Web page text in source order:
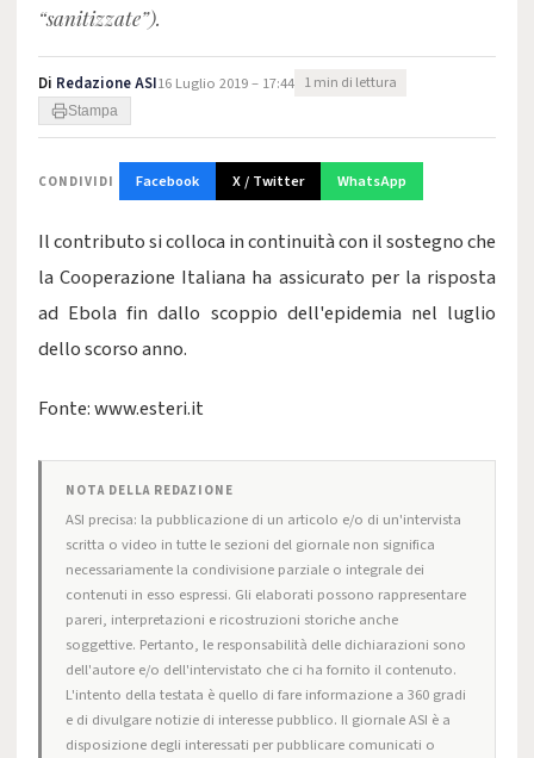
“sanitizzate”).
Di Redazione ASI16 Luglio 2019 – 17:44 1 min di lettura
Stampa
CONDIVIDI Facebook X / Twitter WhatsApp
Il contributo si colloca in continuità con il sostegno che
la Cooperazione Italiana ha assicurato per la risposta
ad Ebola fin dallo scoppio dell'epidemia nel luglio
dello scorso anno.
Fonte: www.esteri.it
NOTA DELLA REDAZIONE
ASI precisa: la pubblicazione di un articolo e/o di un'intervista
scritta o video in tutte le sezioni del giornale non significa
necessariamente la condivisione parziale o integrale dei
contenuti in esso espressi. Gli elaborati possono rappresentare
pareri, interpretazioni e ricostruzioni storiche anche
soggettive. Pertanto, le responsabilità delle dichiarazioni sono
dell'autore e/o dell'intervistato che ci ha fornito il contenuto.
L'intento della testata è quello di fare informazione a 360 gradi
e di divulgare notizie di interesse pubblico. Il giornale ASI è a
disposizione degli interessati per pubblicare comunicati o